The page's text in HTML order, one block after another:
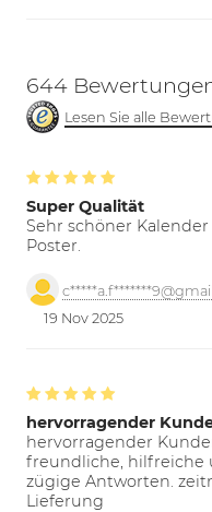
644
Lesen Sie alle
Super Qualität
Sehr schöner
Poster.
19 Nov 2025
hervorragender
hervorragender
freundliche, hilfreiche
zügige Antworten.
Lieferung